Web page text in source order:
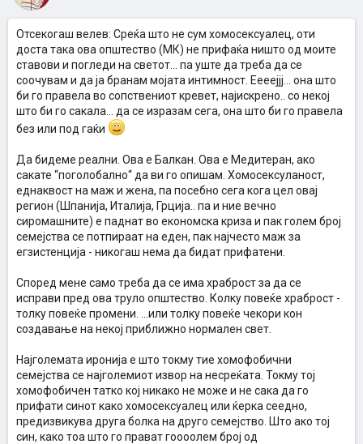
Отсекогаш велев: Среќа што не сум хомосексуалец, оти
доста така ова општество (МК) не прифаќа ништо од моите
ставови и погледи на светот... па уште да треба да се
соочувам и да ја бранам мојата интимност. Еееејјј... она што
би го правела во сопствениот кревет, најискрено.. со некој
што би го сакала... да се изразам сега, она што би го правела
без или под гаќи
Да бидеме реални. Ова е Балкан. Ова е Медитеран, ако
сакате “поголобално“ да ви го опишам. Хомосексуланост,
еднаквост на маж и жена, па посебно сега кога цел овај
регион (Шпанија, Италија, Грција.. па и ние вечно
сиромашните) е паднат во економска криза и пак голем број
семејства се потпираат на еден, пак најчесто маж за
егзистенција - никогаш нема да бидат прифатени.
Според мене само треба да се има храброст за да се
исправи пред ова труло општество. Колку повеќе храброст -
толку повеќе промени. ...или толку повеќе чекори кон
создавање на некој приближно нормален свет.
Најголемата иронија е што токму тие хомофобични
семејства се најголемиот извор на несреќата. Токму тој
хомофобичен татко кој никако не може и не сака да го
прифати синот како хомосексуалец или ќерка сеедно,
предизвикува друга болка на друго семејство. Што ако тој
син, како тоа што го прават гоооолем број од